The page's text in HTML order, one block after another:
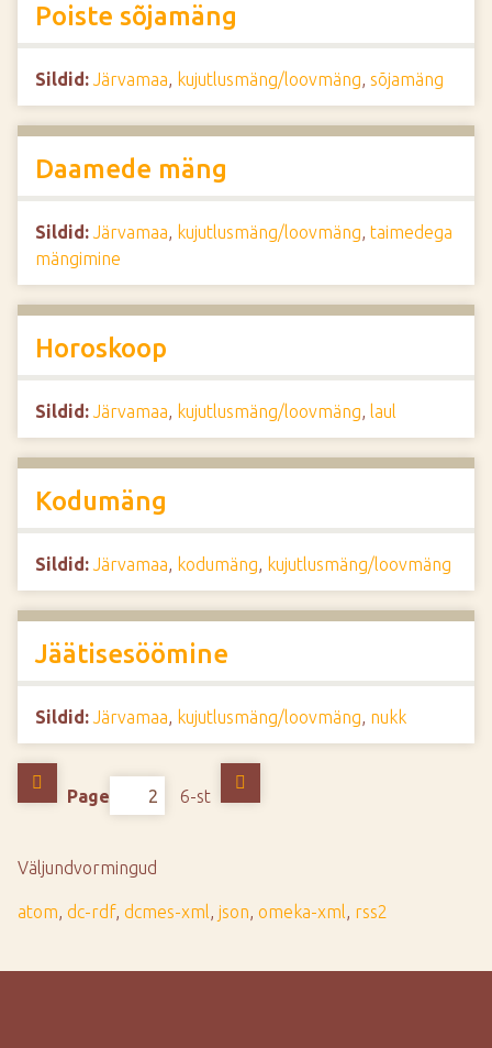
Poiste sõjamäng
Sildid: Järvamaa, kujutlusmäng/loovmäng, sõjamäng
Daamede mäng
Sildid: Järvamaa, kujutlusmäng/loovmäng, taimedega
mängimine
Horoskoop
Sildid: Järvamaa, kujutlusmäng/loovmäng, laul
Kodumäng
Sildid: Järvamaa, kodumäng, kujutlusmäng/loovmäng
Jäätisesöömine
Sildid: Järvamaa, kujutlusmäng/loovmäng, nukk
Page 6-st
Väljundvormingud
atom, dc-rdf, dcmes-xml, json, omeka-xml, rss2